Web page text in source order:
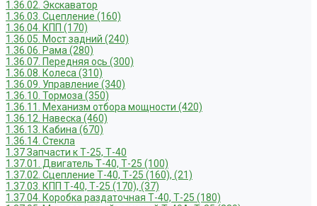
1.36.02. Экскаватор
1.36.03. Сцепление (160)
1.36.04. КПП (170)
1.36.05. Мост задний (240)
1.36.06. Рама (280)
1.36.07. Передняя ось (300)
1.36.08. Колеса (310)
1.36.09. Управление (340)
1.36.10. Тормоза (350)
1.36.11. Механизм отбора мощности (420)
1.36.12. Навеска (460)
1.36.13. Кабина (670)
1.36.14. Стекла
1.37 Запчасти к Т-25, Т-40
1.37.01. Двигатель Т-40, Т-25 (100)
1.37.02. Сцепление Т-40, Т-25 (160), (21)
1.37.03. КПП Т-40, Т-25 (170), (37)
1.37.04. Коробка раздаточная Т-40, Т-25 (180)